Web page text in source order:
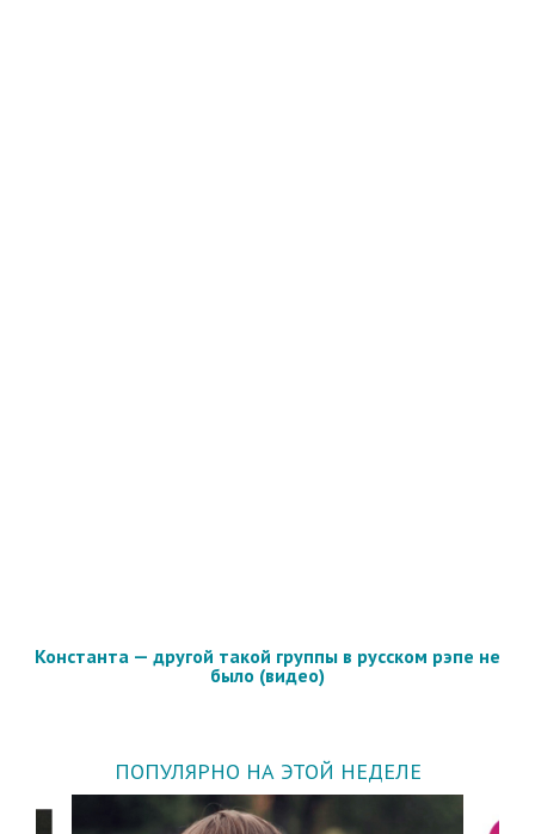
Константа — другой такой группы в русском рэпе не
было (видео)
ПОПУЛЯРНО НА ЭТОЙ НЕДЕЛЕ